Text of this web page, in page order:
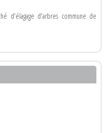
d'élagage d'arbres commune de